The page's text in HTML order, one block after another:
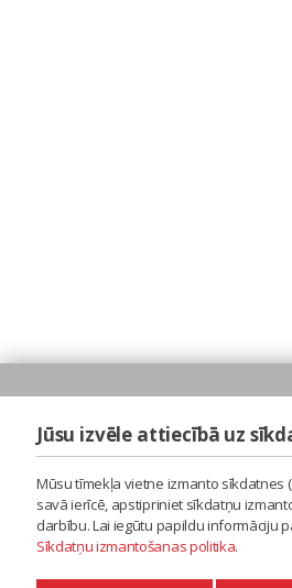
Jūsu izvēle attiecībā uz
Mūsu tīmekļa vietne izmanto sīkdatnes
savā ierīcē, apstipriniet sīkdatņu
darbību. Lai iegūtu papildu informāciju
Sīkdatņu izmantošanas politika.